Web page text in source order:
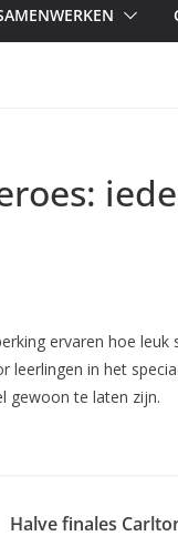
ervaren hoe leuk
leerlingen in het
gewoon te laten zijn.
Halve finales